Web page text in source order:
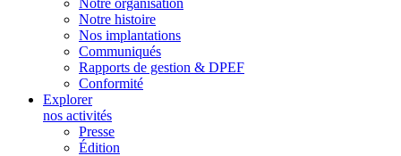
Notre organisation
Notre histoire
Nos implantations
Communiqués
Rapports de gestion & DPEF
Conformité
Explorer
nos activités
Presse
Édition